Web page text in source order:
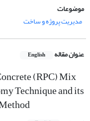
موضوعات
مدیریت پروژه و ساخت
عنوان مقاله English
(RPC) Mix
Technique and its